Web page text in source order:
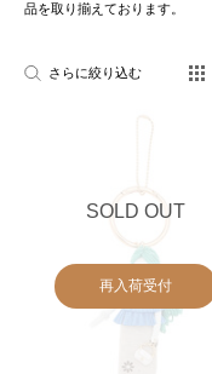
品を取り揃えております。
さらに絞り込む
SOLD OUT
再入荷受付